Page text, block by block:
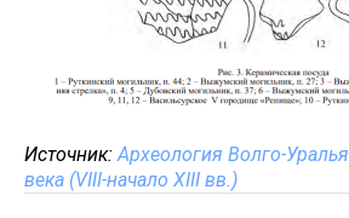
Источник: Археология Волго-
века (VIII-начало XIII вв.)